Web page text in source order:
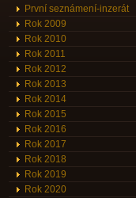
První seznámení-inzerát
Rok 2009
Rok 2010
Rok 2011
Rok 2012
Rok 2013
Rok 2014
Rok 2015
Rok 2016
Rok 2017
Rok 2018
Rok 2019
Rok 2020